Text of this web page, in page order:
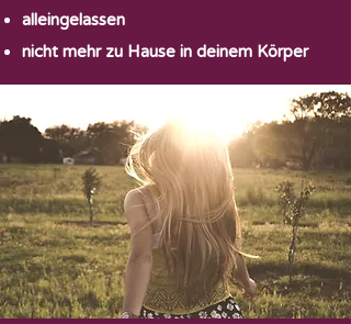
alleingelassen
nicht mehr zu Hause in deinem Körper